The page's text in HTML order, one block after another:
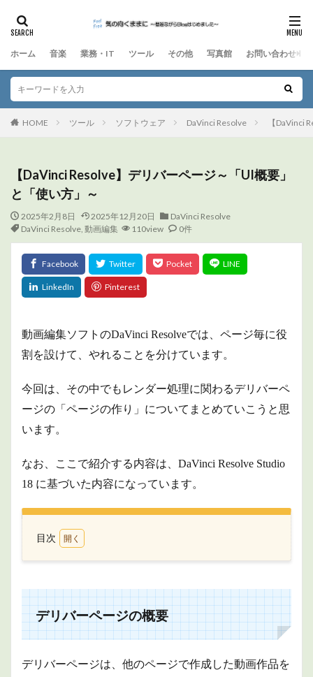
ホーム 音楽 業務・IT ツール その他 写真館 お問い合わせ
HOME ツール ソフトウェア DaVinci Resolve 【DaVinci
【DaVinci Resolve】デリバーページ～「UI概要」
と「使い方」～
2025年2月8日 2025年12月20日
DaVinci Resolve
DaVinci Resolve, 動画編集 110view 0件
動画編集ソフトのDaVinci Resolveでは、ページ毎に役
割を設けて、やれることを分けています。
今回は、その中でもレンダー処理に関わるデリバーペ
ージの「ページの作り」についてまとめていこうと思
います。
なお、ここで紹介する内容は、DaVinci Resolve Studio
18 に基づいた内容になっています。
目次
ペー
ジの
概要
2
デリバーページの概要
デリバーページは、他のページで作成した動画作品を